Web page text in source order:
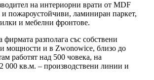
на интериорни врати от MDF
пожароустойчиви, ламиниран паркет,
и мебелни фронтове.
разполага със собствени
мощности и в Zwonowice, близо до
работят над 500 човека, на
000 кв.м. – производствени линии и